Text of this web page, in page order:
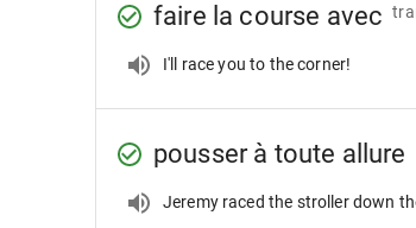
faire la course avec
I'll race you to the corner!
pousser à toute allure
Jeremy raced the stroller down